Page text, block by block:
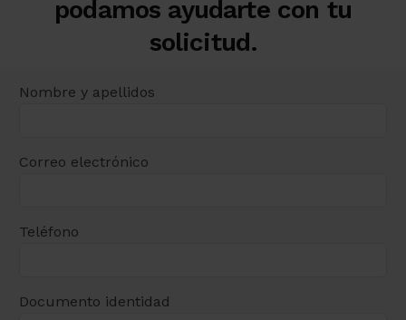
podamos ayudarte con tu
solicitud.
Nombre y apellidos
Correo electrónico
Teléfono
Documento identidad